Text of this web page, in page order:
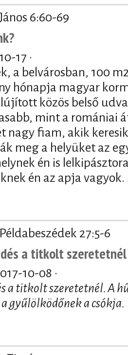
6:60-69
17 ·
a belvárosban, 100
hónapja magyar
közös belső
mint a romániai
nagy fiam, akik
meg a helyüket az
én is
én az apja vagyok.
27:5-6
a titkolt szeretetnél
10-08 ·
a titkolt szeretetnél. A
a gyűlölködőnek a csókja.